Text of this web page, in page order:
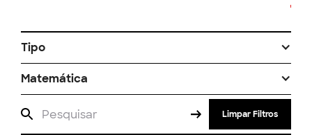
Tipo
Matemática
Limpar Filtros